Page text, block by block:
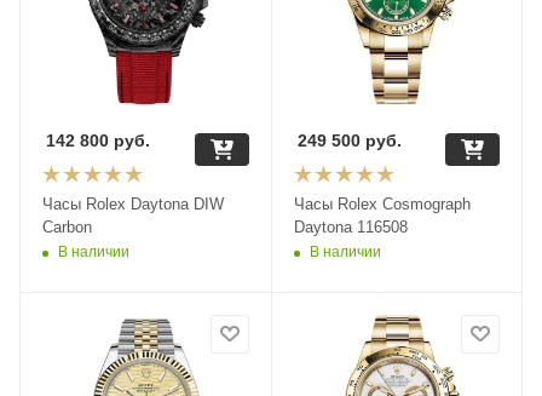
Часы Rolex Daytona DIW
Carbon
В наличии
142 800 руб.
Часы Rolex Cosmograph
Daytona 116508
В наличии
249 500руб.